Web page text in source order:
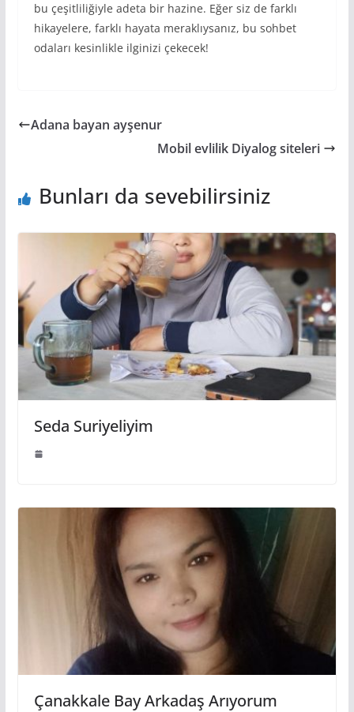
bu çeşitliliğiyle adeta bir hazine. Eğer siz de farklı
hikayelere, farklı hayata meraklıysanız, bu sohbet
odaları kesinlikle ilginizi çekecek!
Adana bayan ayşenur
Mobil evlilik Diyalog siteleri
Bunları da sevebilirsiniz
Seda Suriyeliyim
Çanakkale Bay Arkadaş Arıyorum